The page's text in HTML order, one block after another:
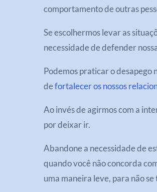
comportamento de outras
Se escolhermos levar as
necessidade de defender
Podemos praticar o desapego
defortalecer os nossos
Ao invés de agirmos com a
por deixar ir.
Abandone a necessidade de
quando você não concorda
uma maneira leve, para não